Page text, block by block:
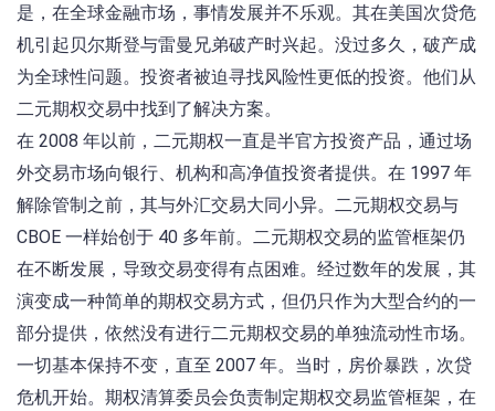
是，在全球金融市场，事情发展并不乐观。其在美国次贷危
机引起贝尔斯登与雷曼兄弟破产时兴起。没过多久，破产成
为全球性问题。投资者被迫寻找风险性更低的投资。他们从
二元期权交易中找到了解决方案。
在 2008 年以前，二元期权一直是半官方投资产品，通过场
外交易市场向银行、机构和高净值投资者提供。在 1997 年
解除管制之前，其与外汇交易大同小异。二元期权交易与
CBOE 一样始创于 40 多年前。二元期权交易的监管框架仍
在不断发展，导致交易变得有点困难。经过数年的发展，其
演变成一种简单的期权交易方式，但仍只作为大型合约的一
部分提供，依然没有进行二元期权交易的单独流动性市场。
一切基本保持不变，直至 2007 年。当时，房价暴跌，次贷
危机开始。期权清算委员会负责制定期权交易监管框架，在